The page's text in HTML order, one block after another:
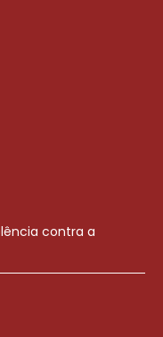
contra a